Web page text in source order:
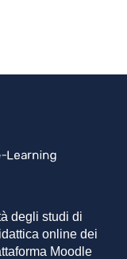
degli studi di
online dei
Moodle